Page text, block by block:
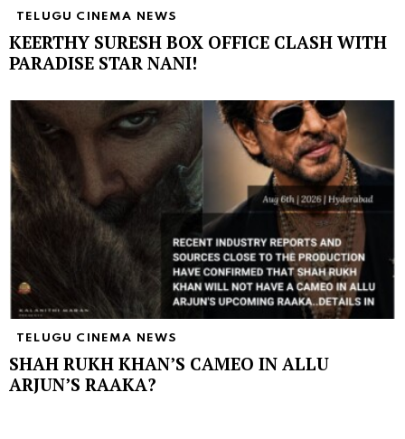
TELUGU CINEMA NEWS
KEERTHY SURESH BOX OFFICE CLASH WITH
PARADISE STAR NANI!
TELUGU CINEMA NEWS
SHAH RUKH KHAN’S CAMEO IN ALLU
ARJUN’S RAAKA?